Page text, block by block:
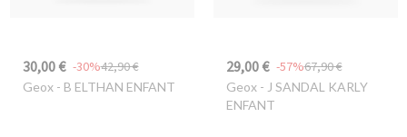
30,00 € 42,90 €
-30%
Geox- B ELTHAN ENFANT
29,00 € 67,90 €
-57%
Geox- J SANDAL KARLY
ENFANT